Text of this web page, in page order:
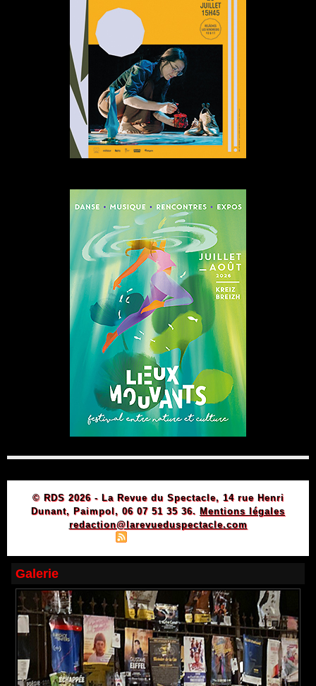
© RDS 2026 - La Revue du Spectacle, 14 rue Henri
Dunant, Paimpol, 06 07 51 35 36. Mentions légales
redaction@larevueduspectacle.com
Galerie